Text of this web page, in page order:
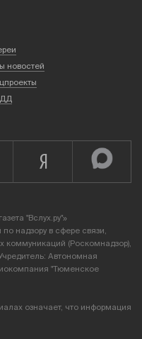
новостей
"Вслух.ру"»
надзору в сфере связи,
(Роскомнадзор),
Автономная
"Тюменское
означает, что информация